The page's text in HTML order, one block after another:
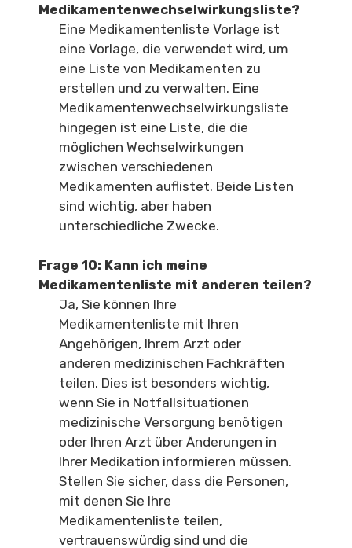
Medikamentenwechselwirkungsliste?
Eine Medikamentenliste Vorlage ist
eine Vorlage, die verwendet wird, um
eine Liste von Medikamenten zu
erstellen und zu verwalten. Eine
Medikamentenwechselwirkungsliste
hingegen ist eine Liste, die die
möglichen Wechselwirkungen
zwischen verschiedenen
Medikamenten auflistet. Beide Listen
sind wichtig, aber haben
unterschiedliche Zwecke.
Frage 10: Kann ich meine
Medikamentenliste mit anderen teilen?
Ja, Sie können Ihre
Medikamentenliste mit Ihren
Angehörigen, Ihrem Arzt oder
anderen medizinischen Fachkräften
teilen. Dies ist besonders wichtig,
wenn Sie in Notfallsituationen
medizinische Versorgung benötigen
oder Ihren Arzt über Änderungen in
Ihrer Medikation informieren müssen.
Stellen Sie sicher, dass die Personen,
mit denen Sie Ihre
Medikamentenliste teilen,
vertrauenswürdig sind und die